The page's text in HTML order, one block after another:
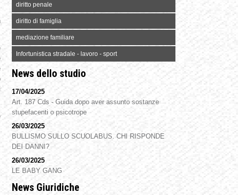
diritto penale
diritto di famiglia
mediazione familiare
Infortunistica stradale - lavoro - sport
News dello studio
17/04/2025
Art. 187 Cds - Guida dopo aver assunto sostanze
stupefacenti o psicotrope
26/03/2025
BULLISMO SULLO SCUOLABUS. CHI RISPONDE
DEI DANNI?
26/03/2025
LE BABY GANG
News Giuridiche